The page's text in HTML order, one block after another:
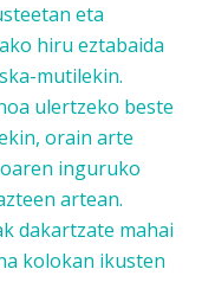
eta
hiru eztabaida
mutilekin.
ulertzeko beste
orain arte
inguruko
artean.
dakartzate mahai
kolokan ikusten